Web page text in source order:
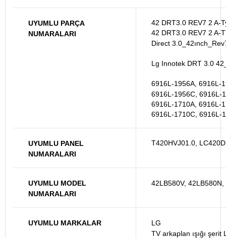
UYUMLU PARÇA
NUMARALARI
42 DRT3.0 REV7 2 A-
42 DRT3.0 REV7 2 A-
Direct
Lg Innotek DRT 3.0
6916L-1956A, 6916L-
6916L-1956C, 6916L-
6916L-1710A, 6916L-
6916L-1710C, 6916L-
UYUMLU PANEL
NUMARALARI
T420HVJ01.0,
UYUMLU MODEL
NUMARALARI
42LB580V,
UYUMLU MARKALAR
LG
TV arkaplan ışığı